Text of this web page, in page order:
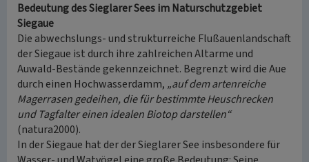
Bedeutung des Sieglarer Sees im Naturschutzgebiet
Siegaue
Die abwechslungs- und strukturreiche Flußauenlandschaft
der Siegaue ist durch ihre zahlreichen Altarme und
Auwald-Bestände gekennzeichnet. Begrenzt wird die Aue
durch einen Hochwasserdamm, „auf dem artenreiche
Magerrasen gedeihen, die für bestimmte Heuschrecken
und Tagfalter einen idealen Biotop darstellen“
(natura2000).
In der Siegaue hat der der Sieglarer See insbesondere für